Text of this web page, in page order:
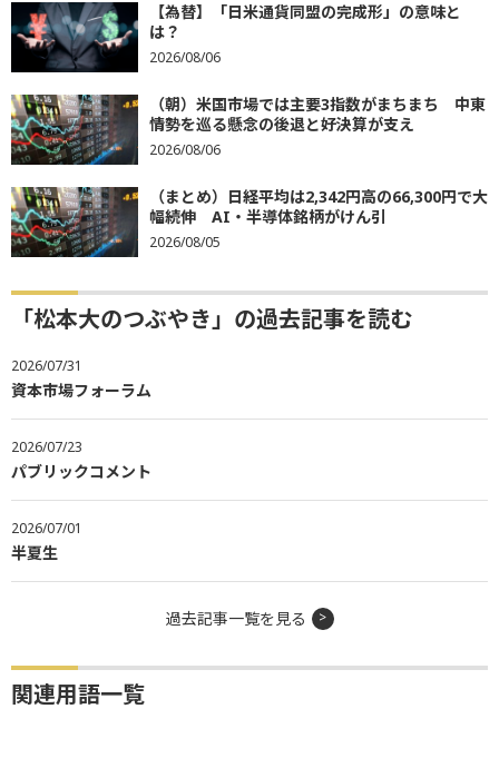
【為替】「日米通貨同盟の完成形」の意味と
は？
2026/08/06
（朝）米国市場では主要3指数がまちまち 中東
情勢を巡る懸念の後退と好決算が支え
2026/08/06
（まとめ）日経平均は2,342円高の66,300円で大
幅続伸 AI・半導体銘柄がけん引
2026/08/05
「松本大のつぶやき」の過去記事を読む
2026/07/31
資本市場フォーラム
2026/07/23
パブリックコメント
2026/07/01
半夏生
過去記事一覧を見る
関連用語一覧